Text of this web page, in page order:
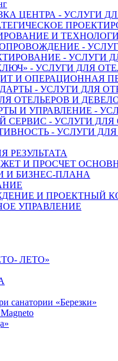
ЦЕНТРА - УСЛУГИ
И
-
- УСЛУГИ
- УСЛУГИ ДЛЯ
И ОПЕРАЦИОННАЯ
- УСЛУГИ ДЛЯ
ОТЕЛЬЕРОВ И
И УПРАВЛЕНИЕ -
- УСЛУГИ ДЛЯ
- УСЛУГИ
РЕЗУЛЬТАТА
И ПРОСЧЕТ
И БИЗНЕС-ПЛАНА
И ПРОЕКТНЫЙ
УПРАВЛЕНИЕ
ЛЕТО»
санатории «Березки»